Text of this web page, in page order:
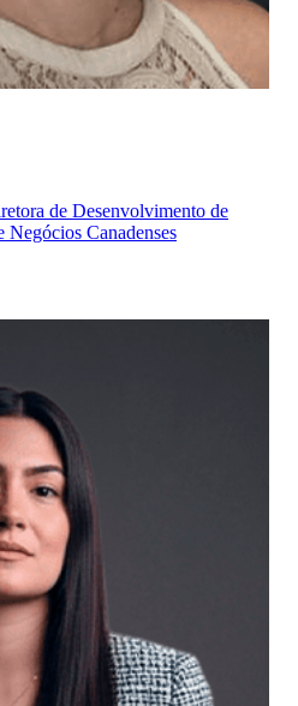
de Desenvolvimento de
Negócios Canadenses